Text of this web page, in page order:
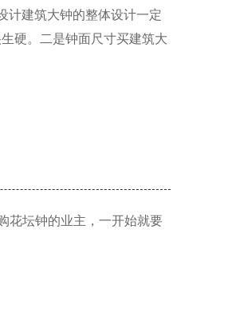
计建筑大钟的整体设计一定
硬。二是钟面尺寸买建筑大
花坛钟的业主，一开始就要